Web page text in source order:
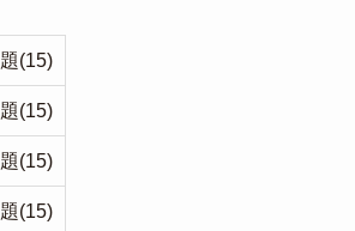
(15)
(15)
(15)
(15)